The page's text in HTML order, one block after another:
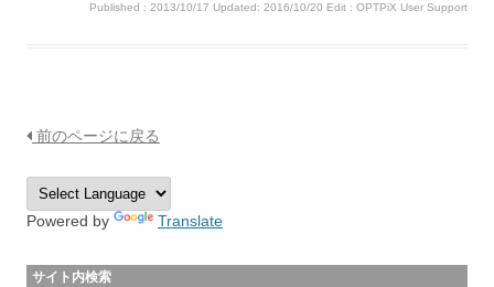
Published : 2013/10/17 Updated: 2016/10/20 Edit : OPTPiX User Support
前のページに戻る
Powered by Translate
サイト内検索